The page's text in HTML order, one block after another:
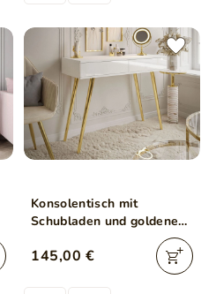
Konsolentisch mit
Schubladen und goldenen
Hochglanz
145,00 €